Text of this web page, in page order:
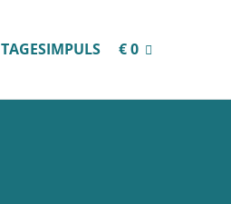
TAGESIMPULS € 0